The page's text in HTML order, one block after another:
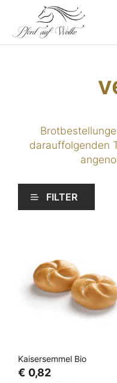
darauffolgenden
FILTER
Kaisersemmel Bio
€ 0,82